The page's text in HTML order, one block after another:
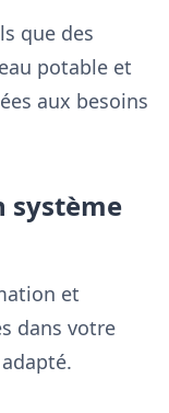
que des
potable et
aux besoins
système
et
dans votre